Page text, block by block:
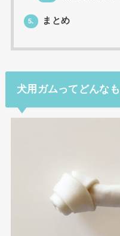
5. まとめ
犬用ガムってどんな